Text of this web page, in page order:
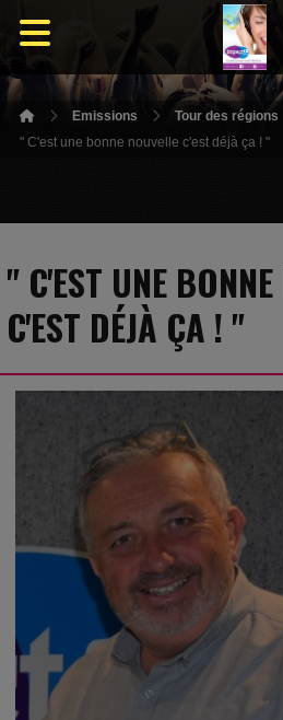
Emissions Tour des régions
" C'est une bonne nouvelle c'est déjà ça ! "
" C'EST UNE
C'EST DÉJÀ ÇA ! "